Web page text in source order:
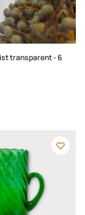
transparent - 6